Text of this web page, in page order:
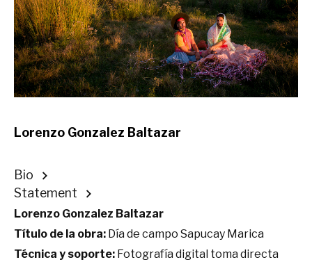
Lorenzo Gonzalez Baltazar
Bio
Statement
Lorenzo Gonzalez Baltazar
Título de la obra: Día de campo Sapucay Marica
Técnica y soporte: Fotografía digital toma directa